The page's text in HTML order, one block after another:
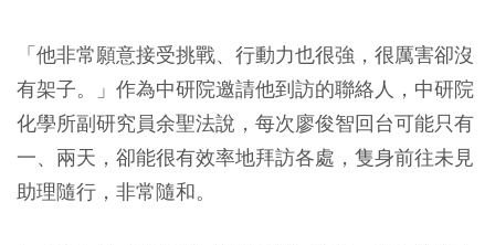
「他非常願意接受挑戰、行動力也很強，很厲害卻沒
有架子。」作為中研院邀請他到訪的聯絡人，中研院
化學所副研究員余聖法說，每次廖俊智回台可能只有
一、兩天，卻能很有效率地拜訪各處，隻身前往未見
助理隨行，非常隨和。